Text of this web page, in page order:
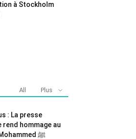
à Stockholm
All Plus
: La presse
rend hommage au
Prophète Mohammed ﷺ